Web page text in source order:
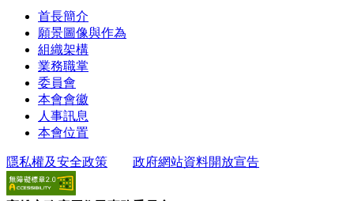
首長簡介
願景圖像與作為
組織架構
業務職掌
委員會
本會會徽
人事訊息
本會位置
隱私權及安全政策 政府網站資料開放宣告